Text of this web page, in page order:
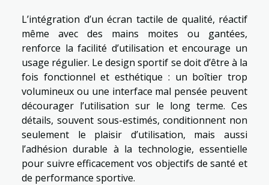
L’intégration d’un écran tactile de qualité, réactif
même avec des mains moites ou gantées,
renforce la facilité d’utilisation et encourage un
usage régulier. Le design sportif se doit d’être à la
fois fonctionnel et esthétique : un boîtier trop
volumineux ou une interface mal pensée peuvent
décourager l’utilisation sur le long terme. Ces
détails, souvent sous-estimés, conditionnent non
seulement le plaisir d’utilisation, mais aussi
l’adhésion durable à la technologie, essentielle
pour suivre efficacement vos objectifs de santé et
de performance sportive.